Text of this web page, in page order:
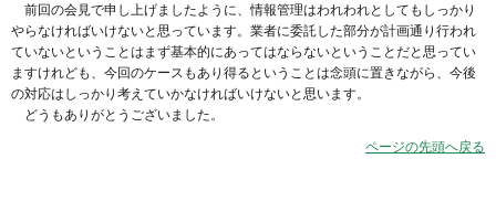
前回の会見で申し上げましたように、情報管理はわれわれとしてもしっかり
やらなければいけないと思っています。業者に委託した部分が計画通り行われ
ていないということはまず基本的にあってはならないということだと思ってい
ますけれども、今回のケースもあり得るということは念頭に置きながら、今後
の対応はしっかり考えていかなければいけないと思います。
どうもありがとうございました。
ページの先頭へ戻る